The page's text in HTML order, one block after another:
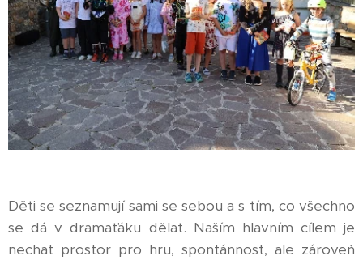
Děti se seznamují sami se sebou a s tím, co všechno
se dá v dramaťáku dělat. Naším hlavním cílem je
nechat prostor pro hru, spontánnost, ale zároveň